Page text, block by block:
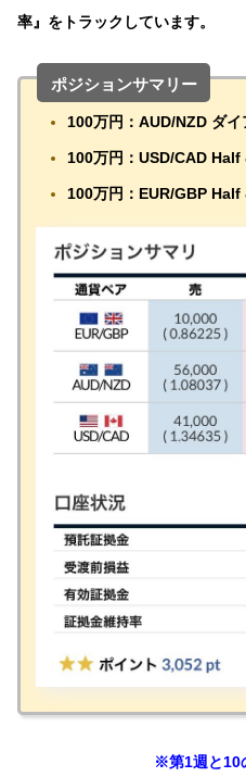
率』をトラックしています。
ポジションサマリー
100万円：AUD/NZD ダイ
100万円：USD/CAD
100万円：EUR/GBP
※第1週と10